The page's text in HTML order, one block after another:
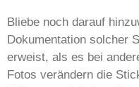
Bliebe noch darauf
Dokumentation solcher
erweist, als es bei
Fotos verändern die